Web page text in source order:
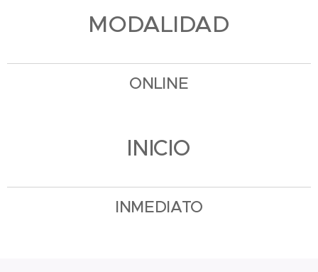
MODALIDAD
ONLINE
INICIO
INMEDIATO